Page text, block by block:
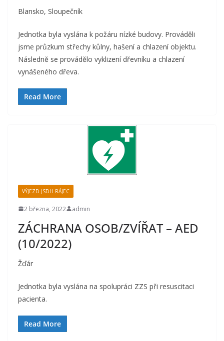
Blansko, Sloupečník
Jednotka byla vyslána k požáru nízké budovy. Prováděli
jsme průzkum střechy kůlny, hašení a chlazení objektu.
Následně se provádělo vyklizení dřevníku a chlazení
vynášeného dřeva.
Read More
VÝJEZD JSDH RÁJEC
2 března, 2022 admin
ZÁCHRANA OSOB/ZVÍŘAT – AED
(10/2022)
Žďár
Jednotka byla vyslána na spolupráci ZZS při resuscitaci
pacienta.
Read More